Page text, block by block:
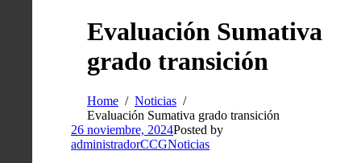
Evaluación Sumativa
grado transición
Home
Noticias
Evaluación Sumativa grado transición
26 noviembre, 2024Posted by
administradorCCGNoticias